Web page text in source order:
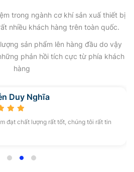
trong ngành cơ khí sản xuấ thiết bị
nhiều khách hàng trên toàn quốc.
sản phẩm lên hàng đầu do vậy
phản hồi tích cực từ phía khách
hàng
Bùi Lương Nguyên
Dịch vụ, chất lượng và giá cả đều rất ổn